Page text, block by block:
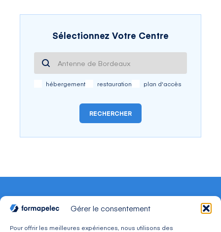
Gérer le consentement
Pour offrir les meilleures expériences, nous utilisons des
Sélectionnez Votre Centre
hébergement restauration plan d'accès
RECHERCHER